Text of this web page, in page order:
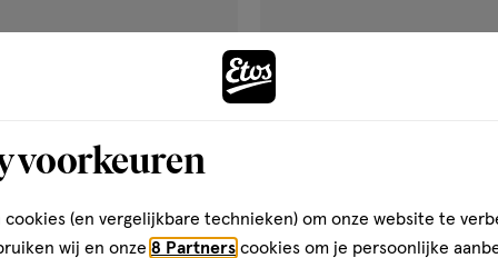
99
Face Silky UV Zonnebrand
150 ML
verhoog aantal met één ,Bijna uitverkocht! Er
2
voorkeuren
cookies (en vergelijkbare technieken) om onze website te
wij en onze 8 Partners cookies om je persoonlijke